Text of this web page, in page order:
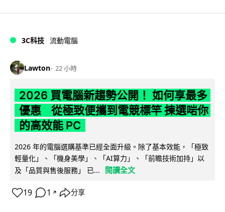
3C科技 流動電腦
Lawton 22 小時
2026 買電腦新趨勢公開！ 如何享最多
優惠 從極致便攜到電競標竿 揀選啱你
的高效能 PC
2026 年的電腦選購基準已經全面升級。除了基本效能，「極致
輕量化」、「機身美學」、「AI算力」、「前瞻技術加持」以
及「品質與售後服務」 已...
閱讀全文
19 1 ↗ 分享